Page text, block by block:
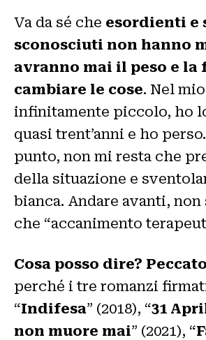
Va da sé che esordienti e
sconosciuti non hanno
avranno mai il peso e la
cambiare le cose. Nel mio
infinitamente piccolo, ho
quasi trent’anni e ho
punto, non mi resta che
della situazione e
bianca. Andare avanti,
che “accanimento
Cosa posso dire? Peccato
perché i tre romanzi
“Indifesa” (2018), “31
non muore mai” (2021), “